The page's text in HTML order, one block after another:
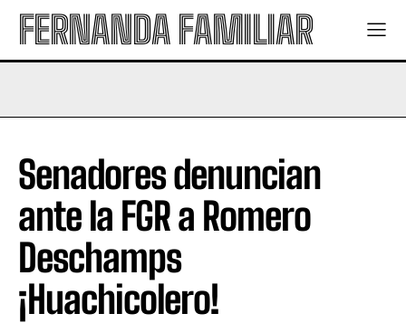
FERNANDA FAMILIAR
Senadores denuncian
ante la FGR a Romero
Deschamps
¡Huachicolero!